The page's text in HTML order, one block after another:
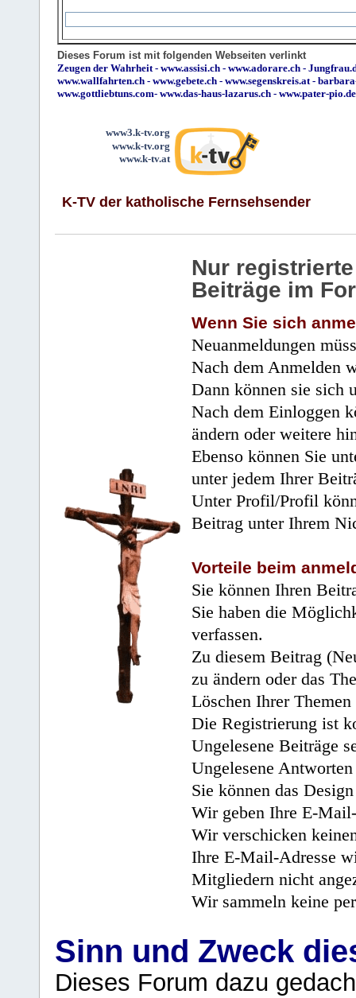
Dieses Forum ist mit folgenden Webseiten verlinkt
Zeugen der Wahrheit- www.assisi.ch - www.adorare.ch -
www.wallfahrten.ch - www.gebete.ch - www.segenskreis.at-
www.gottliebtuns.com- www.das-haus-lazarus.ch - www.pater-pio.de
www3.k-tv.org
www.k-tv.org
www.k-tv.at
K-TV der katholische Fernsehsender
Nur
Beiträge im
Wenn Sie sich
Neuanmeldungen
Nach dem Anmelden
Dann können sie sich
Nach dem Einloggen
ändern oder weitere
Ebenso können Sie
unter jedem Ihrer
Unter Profil/Profil
Beitrag unter Ihrem
Vorteile beim
Sie können Ihren
Sie haben die
verfassen.
Zu diesem Beitrag
zu ändern oder das
Löschen Ihrer
Die Registrierung ist
Ungelesene Beiträge
Ungelesene
Sie können das
Wir geben Ihre E-
Wir verschicken
Ihre E-Mail-Adresse
Mitgliedern nicht
Wir sammeln keine
Sinn und Zweck
Dieses Forum dazu